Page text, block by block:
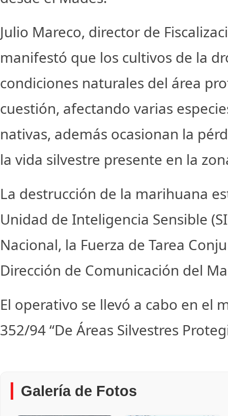
Julio Mareco, director de
manifestó que los cultivos de la
condiciones naturales del área
cuestión, afectando varias
nativas, además ocasionan la
la vida silvestre presente en la
La destrucción de la marihuana
Unidad de Inteligencia Sensible
Nacional, la Fuerza de Tarea
Dirección de Comunicación del
El operativo se llevó a cabo en el
352/94 “De Áreas Silvestres
Galería de Fotos